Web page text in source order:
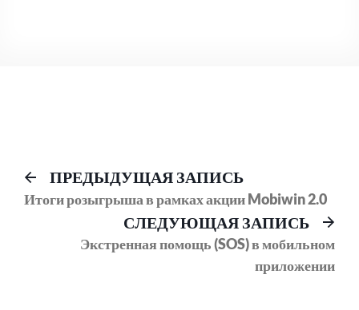
Навигация
по
записям
ПРЕДЫДУЩАЯ ЗАПИСЬПредыдущий
пост:
Итоги розыгрыша в рамках акции Mobiwin 2.0
СЛЕДУЮЩАЯ ЗАПИСЬ
Экстренная помощь (SOS) в мобильном
приложении